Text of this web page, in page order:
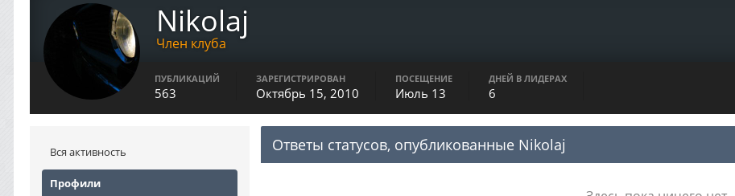
Nikolaj
Член клуба
ПУБЛИКАЦИЙ
563
ЗАРЕГИСТРИРОВАН
Октябрь 15, 2010
ПОСЕЩЕНИЕ
Июль 13
ДНЕЙ В ЛИДЕРАХ
6
Вся активность
Профили
Ответы статусов, опубликованные Nikolaj